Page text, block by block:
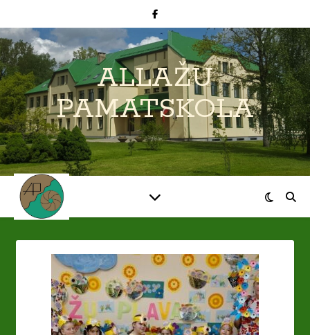
ALLAŽU
PAMATSKOLA